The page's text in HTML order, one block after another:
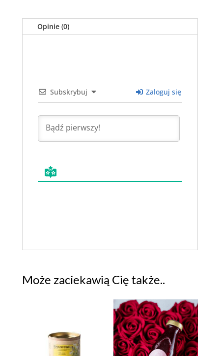
Opinie (0)
Subskrybuj Zaloguj się
Może zaciekawią Cię także..